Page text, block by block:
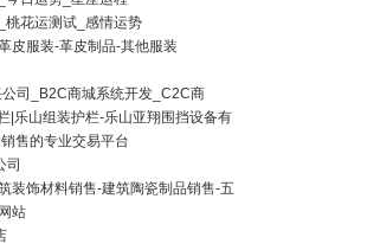
桃花运测试_感情运势
皮服装-革皮制品-其他服装
司_B2C商城系统开发_C2C商
|乐山组装护栏-乐山亚翔围挡设备有
售的专业交易平台
司
装饰材料销售-建筑陶瓷制品销售-五
站